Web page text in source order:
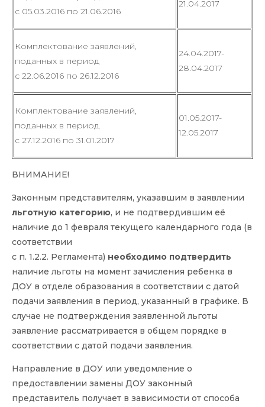
с 05.03.2016 по 21.06.2016
21.04.2017
Комплектование заявлений,
поданных в период
с 22.06.2016 по 26.12.2016
24.04.2017-
28.04.2017
Комплектование заявлений,
поданных в период
с 27.12.2016 по 31.01.2017
01.05.2017-
12.05.2017
ВНИМАНИЕ!
Законным представителям, указавшим в заявлении
льготную категорию, и не подтвердившим её
наличие до 1 февраля текущего календарного года (в
соответствии
с п. 1.2.2. Регламента) необходимо подтвердить
наличие льготы на момент зачисления ребенка в
ДОУ в отделе образования в соответствии с датой
подачи заявления в период, указанный в графике. В
случае не подтверждения заявленной льготы
заявление рассматривается в общем порядке в
соответствии с датой подачи заявления.
Направление в ДОУ или уведомление о
предоставлении замены ДОУ законный
представитель получает в зависимости от способа